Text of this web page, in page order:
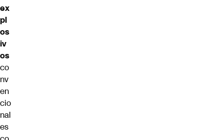
ex
pl
os
iv
os
co
nv
en
cio
nal
es